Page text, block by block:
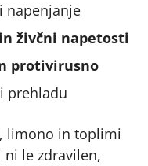
napenjanje
živčni napetosti
protivirusno
prehladu
limono in toplimi
le zdravilen,